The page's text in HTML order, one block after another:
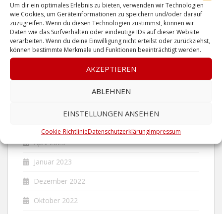
Um dir ein optimales Erlebnis zu bieten, verwenden wir Technologien
wie Cookies, um Geräteinformationen zu speichern und/oder darauf
zuzugreifen. Wenn du diesen Technologien zustimmst, können wir
Daten wie das Surfverhalten oder eindeutige IDs auf dieser Website
verarbeiten. Wenn du deine Einwilligung nicht erteilst oder zurückziehst,
können bestimmte Merkmale und Funktionen beeinträchtigt werden.
AKZEPTIEREN
ABLEHNEN
EINSTELLUNGEN ANSEHEN
Cookie-RichtlinieDatenschutzerklärungImpressum
Mai 2025
Dezember 2024
Juni 2024
April 2023
Januar 2023
Dezember 2022
Oktober 2022